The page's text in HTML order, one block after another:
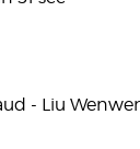
- Liu